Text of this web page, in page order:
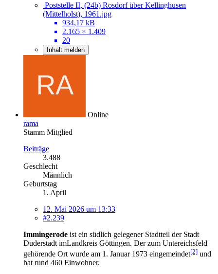
Poststelle II, (24b) Rosdorf über Kellinghusen
(Mittelholst), 1961.jpg
934,17 kB
2.165 × 1.409
20
Inhalt melden
Online
rama
Stamm Mitglied
Beiträge
3.488
Geschlecht
Männlich
Geburtstag
1. April
12. Mai 2026 um 13:33
#2.239
Immingerode ist ein südlich gelegener Stadtteil der Stadt
Duderstadt imLandkreis Göttingen. Der zum Untereichsfeld
gehörende Ort wurde am 1. Januar 1973 eingemeindet[2] und
hat rund 460 Einwohner.